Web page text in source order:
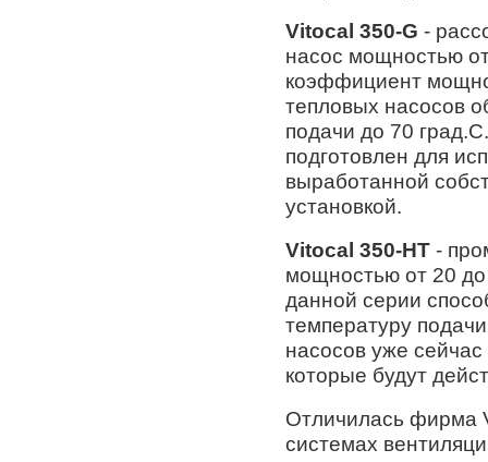
Vitocal 350-G -
насос мощностью
коэффициент
тепловых насосов
подачи до 70
подготовлен для
выработанной
установкой.
Vitocal 350-HT -
мощностью от 20
данной серии
температуру
насосов уже сейчас
которые будут
Отличилась фирма
системах